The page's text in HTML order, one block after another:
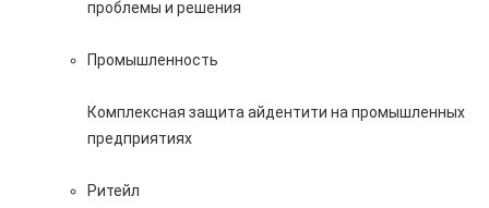
проблемы и решения
Промышленность
Комплексная защита айдентити на промышленных
предприятиях
Ритейл